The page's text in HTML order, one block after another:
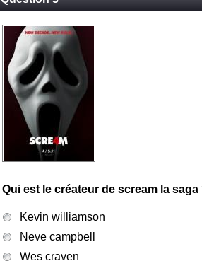
Qui est le créateur de scream la saga
Kevin williamson
Neve campbell
Wes craven